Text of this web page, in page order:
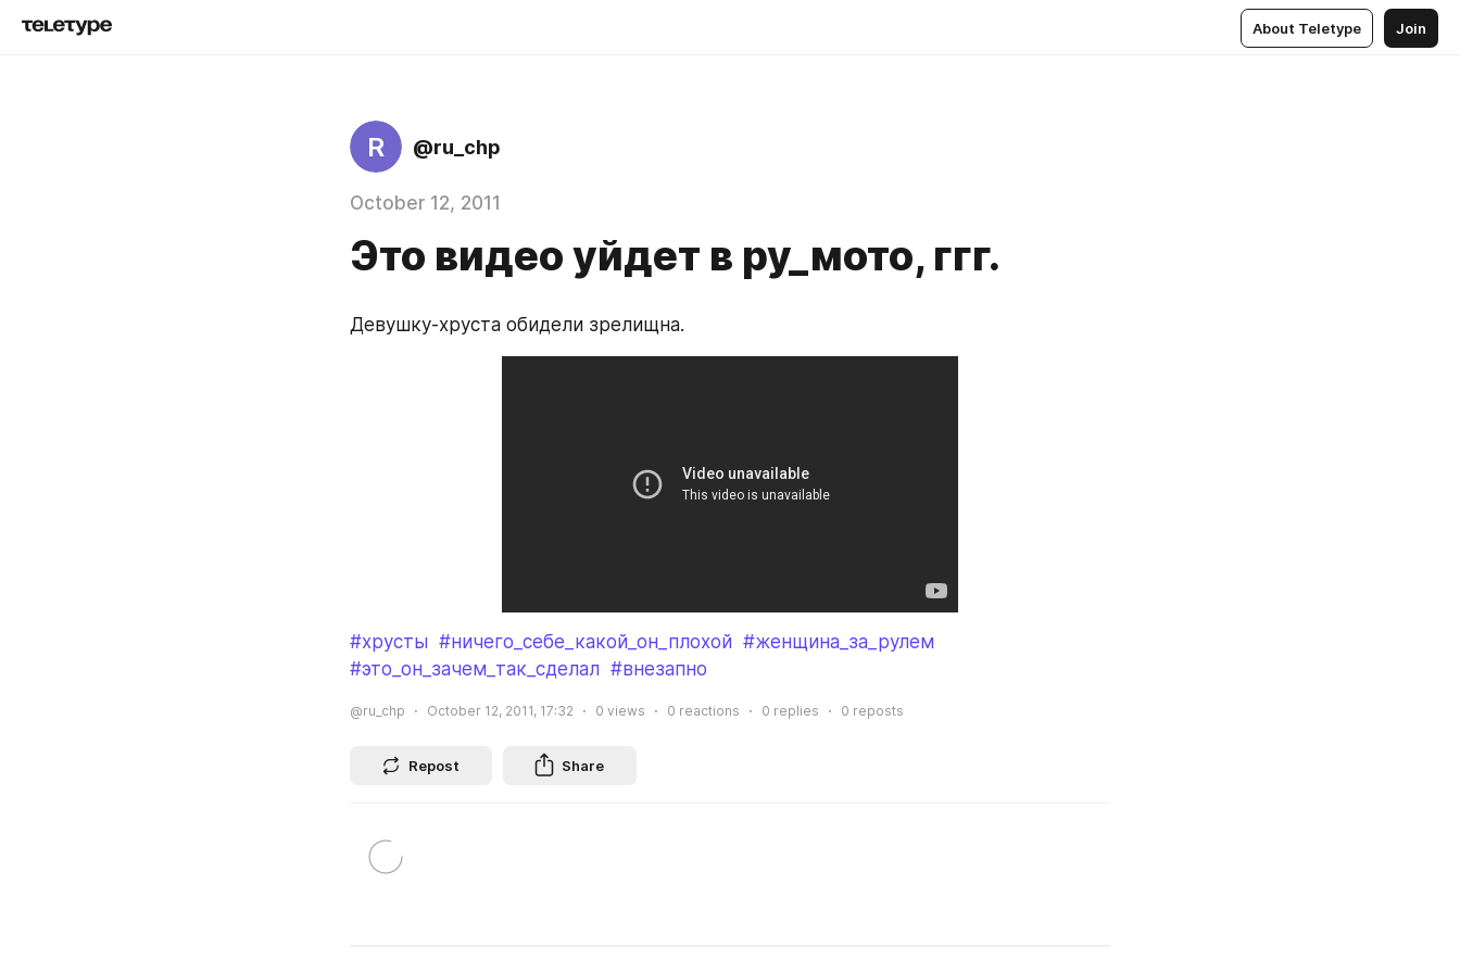
About Teletype Join
R @ru_chp
October 12, 2011
Это видео уйдет в ру_мото, ггг.
Девушку-хруста обидели зрелищна.
#хрусты #ничего_себе_какой_он_плохой #женщина_за_рулем
#это_он_зачем_так_сделал #внезапно
@ru_chp October 12, 2011, 17:32 0 views 0 reactions 0 replies 0 reposts
Repost Share